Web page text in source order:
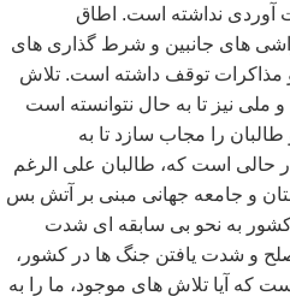
آوردی نداشته است. اطاق
های جانبین و شرط گذاری های
مذاکرات توقف داشته است. تلاش
نیز تا به حال نتوانسته است
را مجاب سازد تا به
حالی است که، طالبان علی الرغم
و جامعه جهانی مبنی بر آتش بس
به نحو بی سابقه ای شدت
و شدت یافتن جنگ ها در کشور،
که آیا تلاش های موجود، ما را به